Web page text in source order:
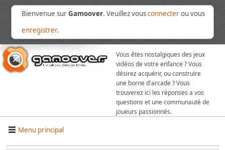
Bienvenue surGamoover. Veuillez vousconnecterou vous
enregistrer.
Vous êtes nostalgiques des jeux
vidéos de votre enfance ? Vous
désirez acquérir, ou construire
une borne d'arcade ? Vous
trouverez ici les réponses a vos
questions et une communauté de
joueurs passionnés.
Menu principal